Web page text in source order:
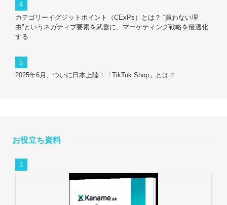
カテゴリーイグジットポイント（CExPs）とは？ “買わない理
由”というネガティブ要素を武器に、マーケティング戦略を最適化
する
2025年6月、ついに日本上陸！「TikTok Shop」とは？
お役立ち資料